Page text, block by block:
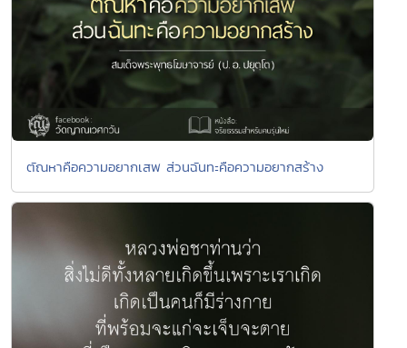
ตัณหาคือความอยากเสพ ส่วนฉันทะคือความอยากสร้าง